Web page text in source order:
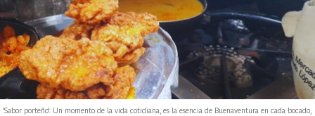
'Sabor porteño': Un momento de la vida cotidiana, es la esencia de Buenaventura en cada bocado,